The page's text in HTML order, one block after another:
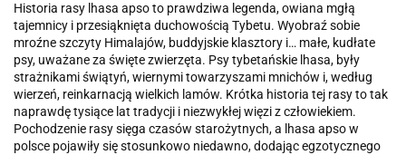
Historia rasy lhasa apso to prawdziwa legenda, owiana mgłą
tajemnicy i przesiąknięta duchowością Tybetu. Wyobraź sobie
mroźne szczyty Himalajów, buddyjskie klasztory i… małe, kudłate
psy, uważane za święte zwierzęta. Psy tybetańskie lhasa, były
strażnikami świątyń, wiernymi towarzyszami mnichów i, według
wierzeń, reinkarnacją wielkich lamów. Krótka historia tej rasy to tak
naprawdę tysiące lat tradycji i niezwykłej więzi z człowiekiem.
Pochodzenie rasy sięga czasów starożytnych, a lhasa apso w
polsce pojawiły się stosunkowo niedawno, dodając egzotycznego